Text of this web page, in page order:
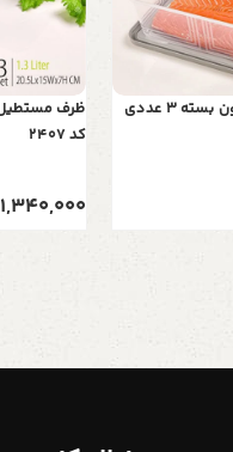
ظرف مستطیل 1/3 لیتر لیمون بسته 3 عددی
کد 2407
1,340,000